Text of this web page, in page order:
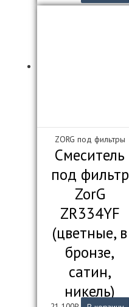
ZORG под фильтры
Смеситель
под фильтр
ZorG
ZR334YF
(цветные, в
бронзе,
сатин,
никель)